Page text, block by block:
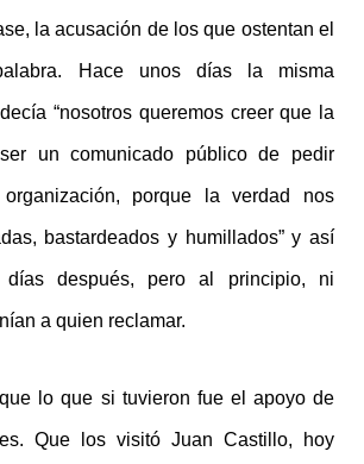
la acusación de los que ostentan el
Hace unos días la misma
“nosotros queremos creer que la
un comunicado público de pedir
porque la verdad nos
bastardeados y humillados” y así
días después, pero al principio, ni
a quien reclamar.
lo que si tuvieron fue el apoyo de
Que los visitó Juan Castillo, hoy